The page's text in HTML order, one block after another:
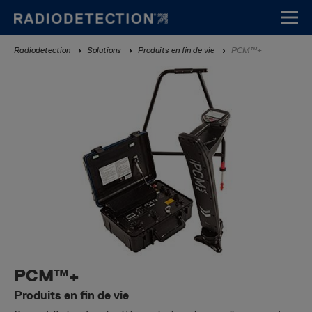
contenu
principal
Fil
Radiodetection Solutions Produits en fin de vie PCM™+
PCM™+
Produits en fin de vie